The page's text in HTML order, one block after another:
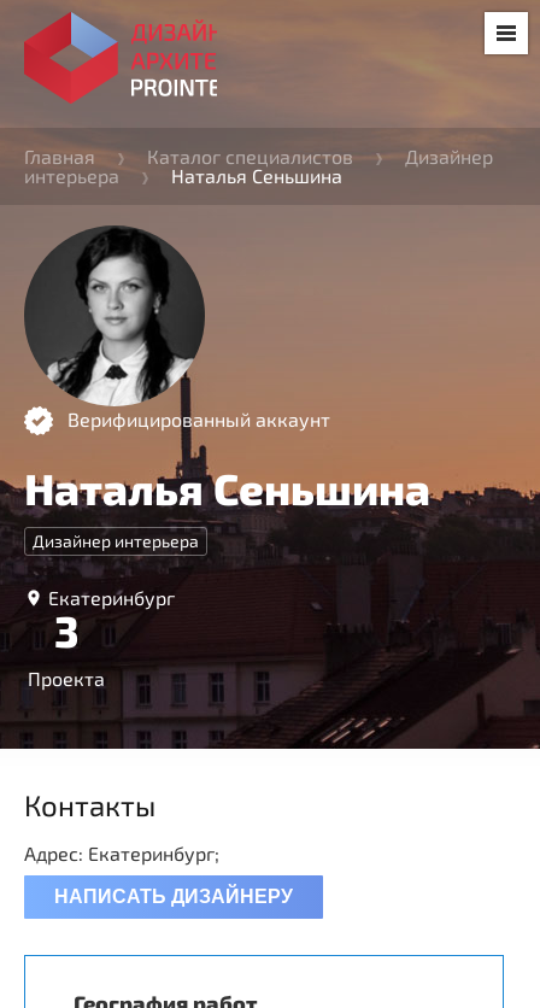
Главная Каталог специалистов
Дизайнер
интерьера
Наталья Сеньшина
Верифицированный аккаунт
Наталья Сеньшина
Дизайнер интерьера
Екатеринбург
3
Проекта
Контакты
Адрес: Екатеринбург;
НАПИСАТЬ ДИЗАЙНЕРУ
География работ